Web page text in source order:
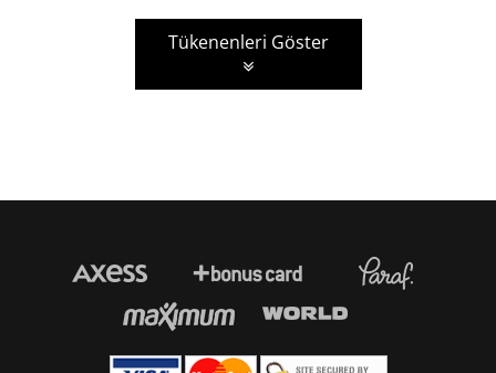
Tükenenleri Göster